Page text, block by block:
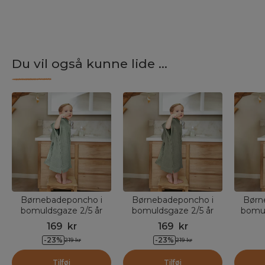
Du vil også kunne lide ...
Børnebadeponcho i
bomuldsgaze 2/5 år
Gaïa Eukalyptusgrøn
169 kr
-23% 219 kr
Tilføj
Børnebadeponcho i
bomuldsgaze 2/5 år
Gaïa Rosmarin Grøn
169 kr
-23% 219 kr
Tilføj